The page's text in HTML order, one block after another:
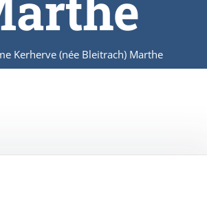
Kerherve (née Bleitrach) Marthe